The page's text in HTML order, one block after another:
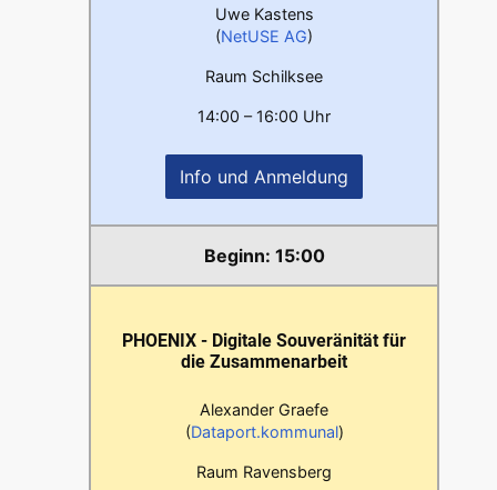
Uwe Kastens
(NetUSE AG)
Raum Schilksee
14:00 – 16:00 Uhr
Info und Anmeldung
15:00
PHOENIX - Digitale Souveränität für
die Zusammenarbeit
Alexander Graefe
(Dataport.kommunal)
Raum Ravensberg